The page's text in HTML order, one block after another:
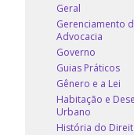
Geral
Gerenciamento
Advocacia
Governo
Guias Práticos
Gênero e a Lei
Habitação e
Urbano
História do